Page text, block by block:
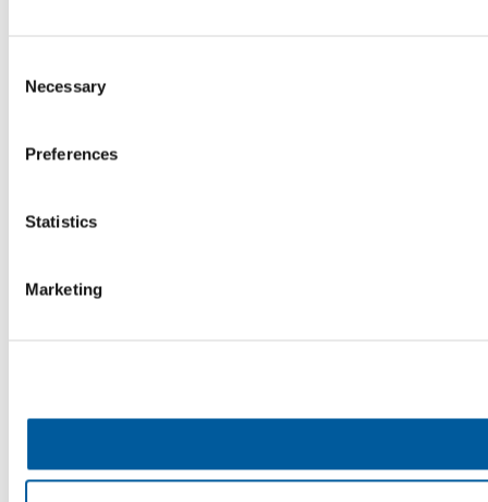
Selection
Necessary
Preferences
Statistics
Marketing